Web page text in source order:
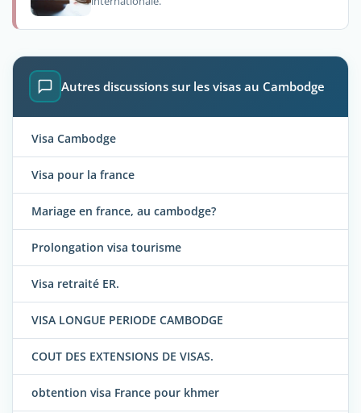
Autres discussions sur les visas au Cambodge
Visa Cambodge
Visa pour la france
Mariage en france, au cambodge?
Prolongation visa tourisme
Visa retraité ER.
VISA LONGUE PERIODE CAMBODGE
COUT DES EXTENSIONS DE VISAS.
obtention visa France pour khmer